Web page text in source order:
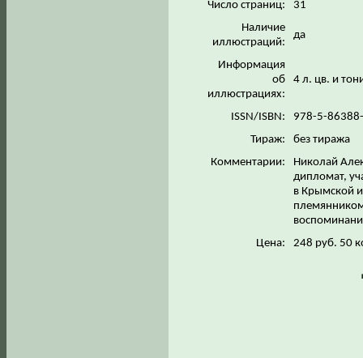
Число страниц:
31
Наличие
иллюстраций:
да
Информация
об
иллюстрациях:
4 л. цв. и
ISSN/ISBN:
978-5-
Тираж:
без тиража
Комментарии:
Николай
дипломат,
в Крымской
Цена:
248 руб. 50